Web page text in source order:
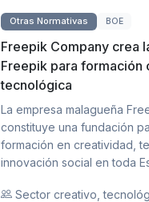
Otras Normativas BOE
Freepik Company crea
Freepik para formación
tecnológica
La empresa malagueña
constituye una fundación
formación en creatividad,
innovación social en toda
Sector creativo,